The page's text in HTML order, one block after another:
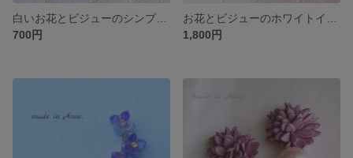
白いお花とビジューのシンプル ピアス イヤリング 樹脂 ノンホール 蝶バネ
700円
1,800円